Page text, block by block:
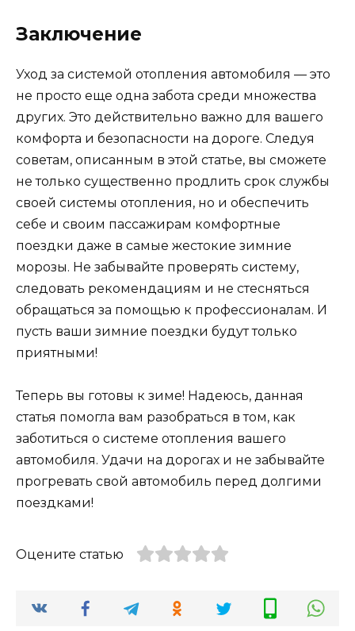
Заключение
Уход за системой отопления автомобиля — это
не просто еще одна забота среди множества
других. Это действительно важно для вашего
комфорта и безопасности на дороге. Следуя
советам, описанным в этой статье, вы сможете
не только существенно продлить срок службы
своей системы отопления, но и обеспечить
себе и своим пассажирам комфортные
поездки даже в самые жестокие зимние
морозы. Не забывайте проверять систему,
следовать рекомендациям и не стесняться
обращаться за помощью к профессионалам. И
пусть ваши зимние поездки будут только
приятными!
Теперь вы готовы к зиме! Надеюсь, данная
статья помогла вам разобраться в том, как
заботиться о системе отопления вашего
автомобиля. Удачи на дорогах и не забывайте
прогревать свой автомобиль перед долгими
поездками!
Оцените статью